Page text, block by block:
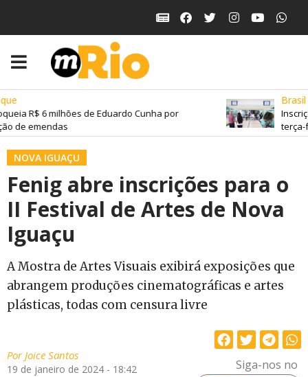
R$ 6 milhões de Eduardo Cunha por
de emendas
Brasil
terça-
NOVA IGUAÇU
Fenig abre inscrições para o
II Festival de Artes de Nova
Iguaçu
A Mostra de Artes Visuais exibirá exposições que
abrangem produções cinematográficas e artes
plásticas, todas com censura livre
PorJoice Santos
19 de janeiro de 2024 - 18:42 Siga-nos no